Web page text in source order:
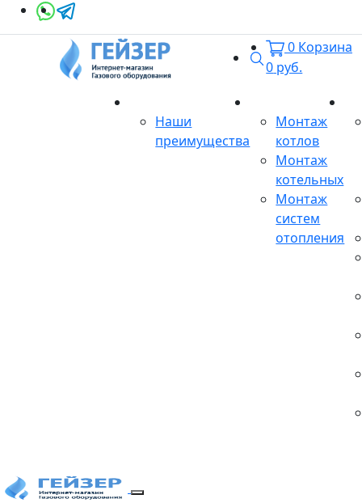
Поиск
0 Корзина
0 руб.
Наши
преимущества
Монтаж
котлов
Монтаж
котельных
Монтаж
систем
отопления